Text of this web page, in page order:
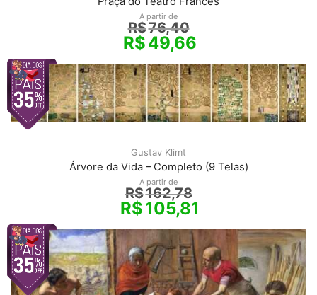
A partir de
R$76,40
R$49,66
Gustav Klimt
Árvore da Vida – Completo (9 Telas)
A partir de
R$162,78
R$105,81